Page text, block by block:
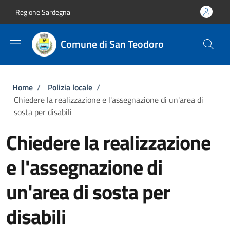
Regione Sardegna
Comune di San Teodoro
Briciole di pane
Home / Polizia locale /
Chiedere la realizzazione e l'assegnazione di un'area di
sosta per disabili
Chiedere la realizzazione
e l'assegnazione di
un'area di sosta per
disabili